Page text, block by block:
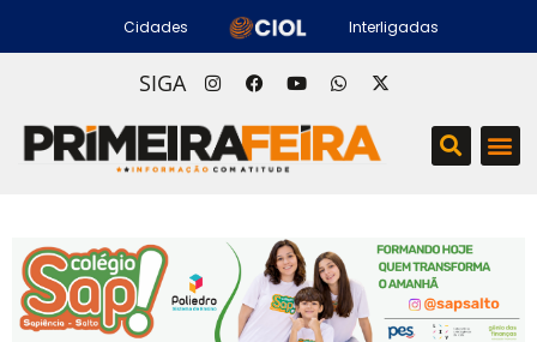
Cidades Interligadas
SIGA